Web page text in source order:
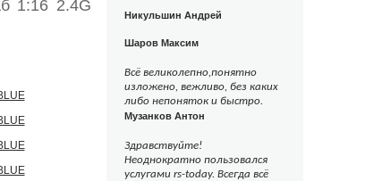
1:16 2.4G
Никульшин Андрей
Шаров Максим
Всё великолепно,понятно
изложено, вежливо, без каких
либо непоняток и быстро.
Музанков Антон
Здравствуйте!
Неоднократно пользовался
услугами rs-today. Всегда всё